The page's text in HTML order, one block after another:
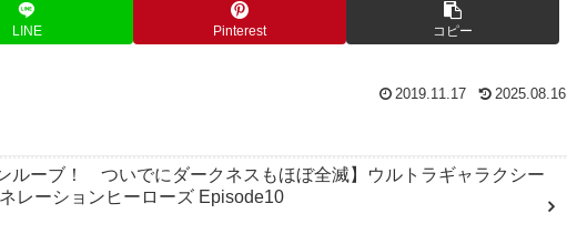
LINE Pinterest コピー
2019.11.17 2025.08.16
ルーブ！ ついでにダークネスもほぼ全滅】ウルトラギャラクシー
レーションヒーローズ Episode10